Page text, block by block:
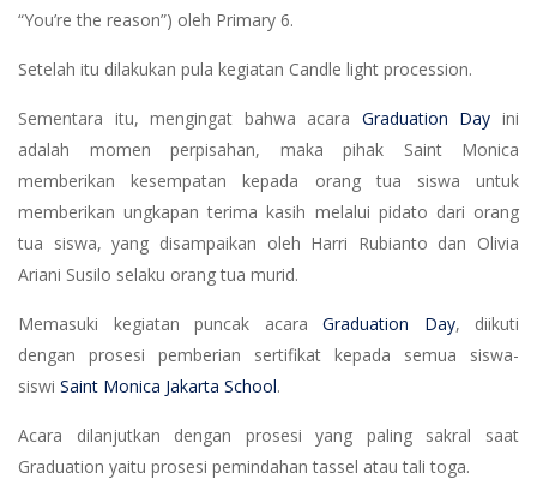
“You’re the reason”) oleh Primary 6.
Setelah itu dilakukan pula kegiatan Candle light procession.
Sementara itu, mengingat bahwa acara Graduation Day ini
adalah momen perpisahan, maka pihak Saint Monica
memberikan kesempatan kepada orang tua siswa untuk
memberikan ungkapan terima kasih melalui pidato dari orang
tua siswa, yang disampaikan oleh Harri Rubianto dan Olivia
Ariani Susilo selaku orang tua murid.
Memasuki kegiatan puncak acara Graduation Day, diikuti
dengan prosesi pemberian sertifikat kepada semua siswa-
siswi Saint Monica Jakarta School.
Acara dilanjutkan dengan prosesi yang paling sakral saat
Graduation yaitu prosesi pemindahan tassel atau tali toga.